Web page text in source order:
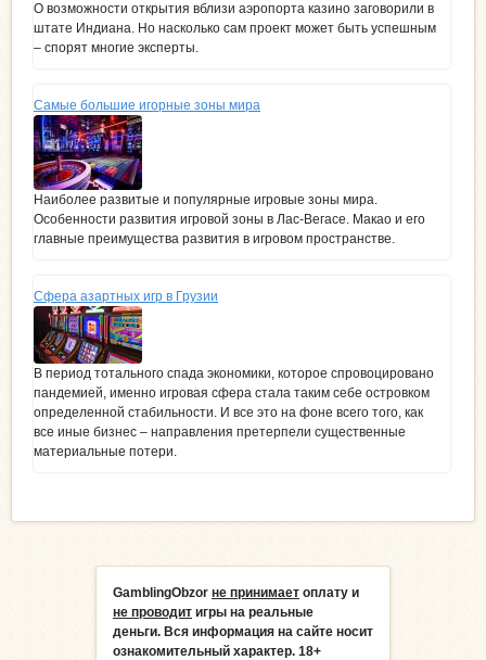
О возможности открытия вблизи аэропорта казино заговорили в
штате Индиана. Но насколько сам проект может быть успешным
– спорят многие эксперты.
Самые большие игорные зоны мира
Наиболее развитые и популярные игровые зоны мира.
Особенности развития игровой зоны в Лас-Вегасе. Макао и его
главные преимущества развития в игровом пространстве.
Сфера азартных игр в Грузии
В период тотального спада экономики, которое спровоцировано
пандемией, именно игровая сфера стала таким себе островком
определенной стабильности. И все это на фоне всего того, как
все иные бизнес – направления претерпели существенные
материальные потери.
GamblingObzor не принимает оплату и
не проводит игры на реальные
деньги. Вся информация на сайте носит
ознакомительный характер. 18+